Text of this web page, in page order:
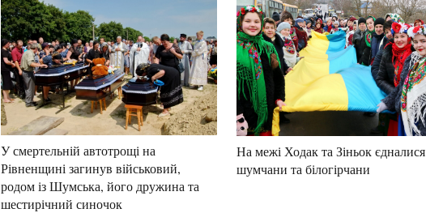
У смертельній автотрощі на
Рівненщині загинув військовий,
родом із Шумська, його дружина та
шестирічний синочок
На межі Ходак та Зіньок єдналися
шумчани та білогірчани